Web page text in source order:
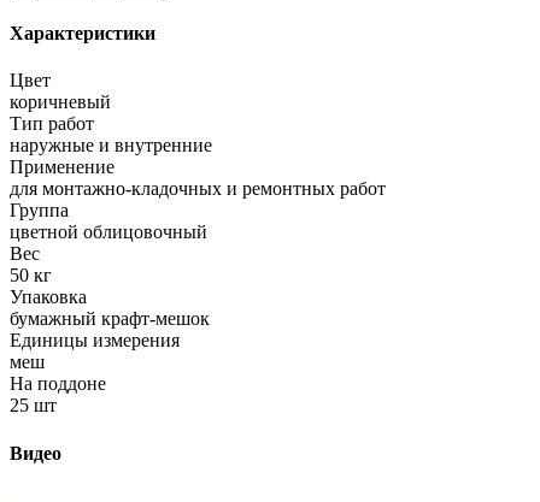
Характеристики
Цвет
коричневый
Тип работ
наружные и внутренние
Применение
для монтажно-кладочных и ремонтных работ
Группа
цветной облицовочный
Вес
50 кг
Упаковка
бумажный крафт-мешок
Единицы измерения
меш
На поддоне
25 шт
Видео